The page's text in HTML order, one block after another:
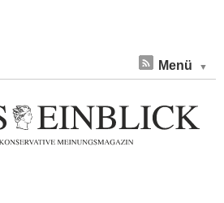
Menü